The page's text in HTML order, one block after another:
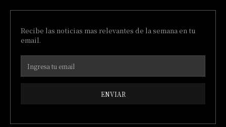
Recibe las noticias mas relevantes de la semana en tu
email.
ENVIAR